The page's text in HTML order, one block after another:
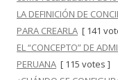
LA DEFINICIÓN DE
PARA CREARLA [ 141
EL “CONCEPTO” DE
PERUANA [ 115 votes ]